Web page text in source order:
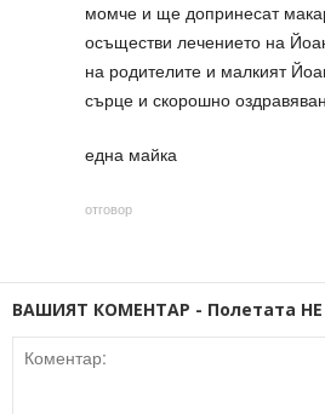
момче и ще допринесат
осъществи лечението на
на родителите и малкият
сърце и скорошно
една майка
отговор
ВАШИЯТ КОМЕНТАР - Полетата